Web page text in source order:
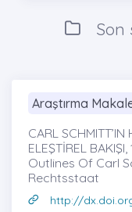
Son
Araştırma
CARL
ELEŞTİREL BAKIŞI,
Outlines Of Carl
Rechtsstaat
http://